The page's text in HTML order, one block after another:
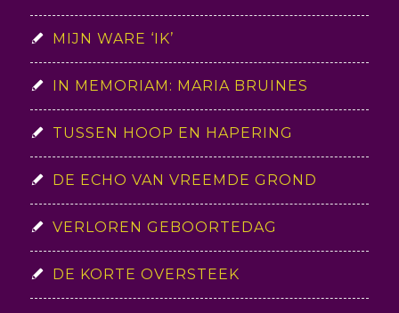
MIJN WARE ‘IK’
IN MEMORIAM: MARIA BRUINES
TUSSEN HOOP EN HAPERING
DE ECHO VAN VREEMDE GROND
VERLOREN GEBOORTEDAG
DE KORTE OVERSTEEK